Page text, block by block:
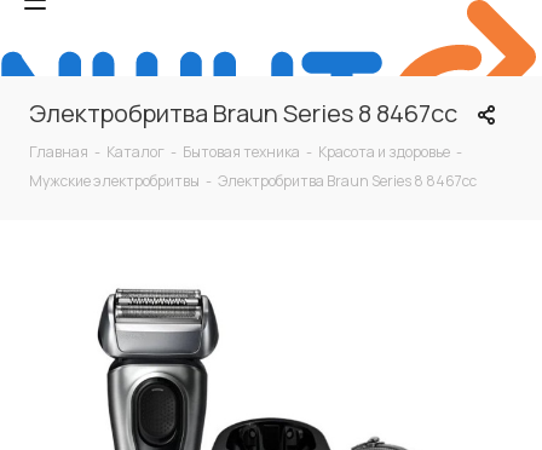
Электробритва Braun Series 8 8467cc
Главная - Каталог - Бытовая техника - Красота и здоровье -
Мужские электробритвы - Электробритва Braun Series 8 8467cc